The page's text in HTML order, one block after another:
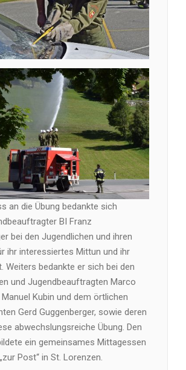
an die Übung bedankte sich
BI Franz
bei den Jugendlichen und ihren
ihr interessiertes Mittun und ihr
Weiters bedankte er sich bei den
und Jugendbeauftragten Marco
Kubin und dem örtlichen
Gerd Guggenberger, sowie deren
abwechslungsreiche Übung. Den
ein gemeinsames Mittagessen
Post“ in St. Lorenzen.